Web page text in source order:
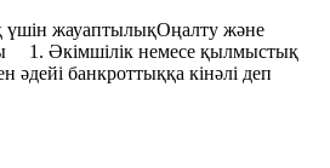
үшін жауаптылықОңалту және
1. Әкімшілік немесе қылмыстық
әдейі банкроттыққа кінәлі деп